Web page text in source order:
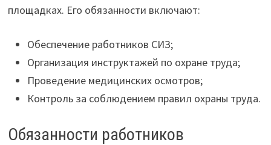
площадках. Его обязанности включают:
Обеспечение работников СИЗ;
Организация инструктажей по охране труда;
Проведение медицинских осмотров;
Контроль за соблюдением правил охраны труда.
Обязанности работников